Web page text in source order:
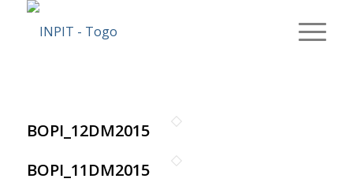
BOPI_12DM2015
BOPI_11DM2015